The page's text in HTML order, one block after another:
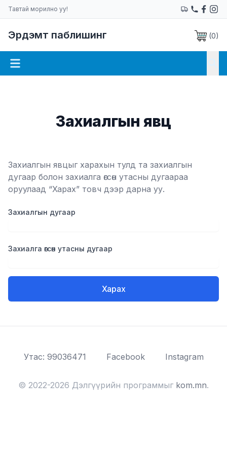
Тавтай морилно уу!
Эрдэмт паблишинг (0)
Захиалгын явц
Захиалгын явцыг харахын тулд та захиалгын
дугаар болон захиалга өгсөн утасны дугаараа
оруулаад “Харах” товч дээр дарна уу.
Захиалгын дугаар
Захиалга өгсөн утасны дугаар
Харах
Утас: 99036471 Facebook Instagram
© 2022-2026 Дэлгүүрийн программыг kom.mn.